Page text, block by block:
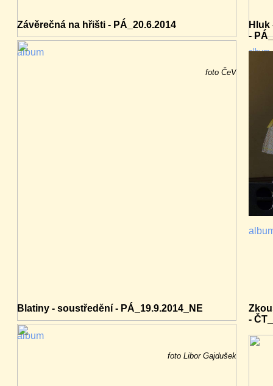
album
foto ČeV
album
Závěrečná na hřišti - PÁ_20.6.2014
album
foto Libor Gajdušek
-
Blatiny - soustředění - PÁ_19.9.2014_NE
-